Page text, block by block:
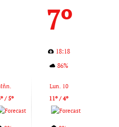
7º
18:18
86%
/ 5º
Lun. 10
11º / 4º